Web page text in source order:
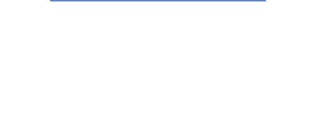
Algemene voorwaarden|Privacy